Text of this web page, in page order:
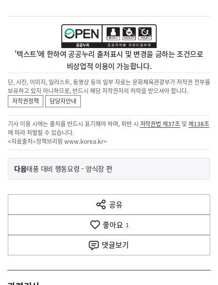
'텍스트'에 한하여 공공누리 출처표시 및 변경을 금하는 조건으로
비상업적 이용이 가능합니다.
단, 사진, 이미지, 일러스트, 동영상 등의 일부 자료는 문화체육관광부가 저작권 전부를
보유하고 있지 아니하므로, 반드시 해당 저작권자의 허락을 받으셔야 합니다.
저작권정책
담당자안내
기사 이용 시에는 출처를 반드시 표기해야 하며, 위반 시 저작권법 제37조 및제138조
에 따라 처벌될 수 있습니다.
<자료출처=정책브리핑 www.korea.kr>
이
전
다
음
다음기
태풍 대비 행동요령 - 양식장 편
공유
열
기
좋아요 1
댓글보기